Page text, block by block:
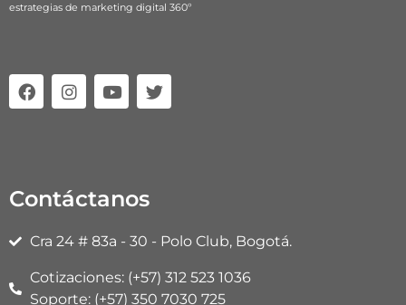
estrategias de marketing digital 360º
F
a
k
I
n
r
a
Y
o
T
w
Contáctanos
Cra 24 # 83a - 30 - Polo Club, Bogotá.
Cotizaciones: (+57) 312 523 1036
Soporte: (+57) 350 7030 725